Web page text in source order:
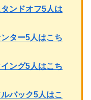
ンドオフ5人は
ター5人はこち
ング5人はこち
バック5人はこ